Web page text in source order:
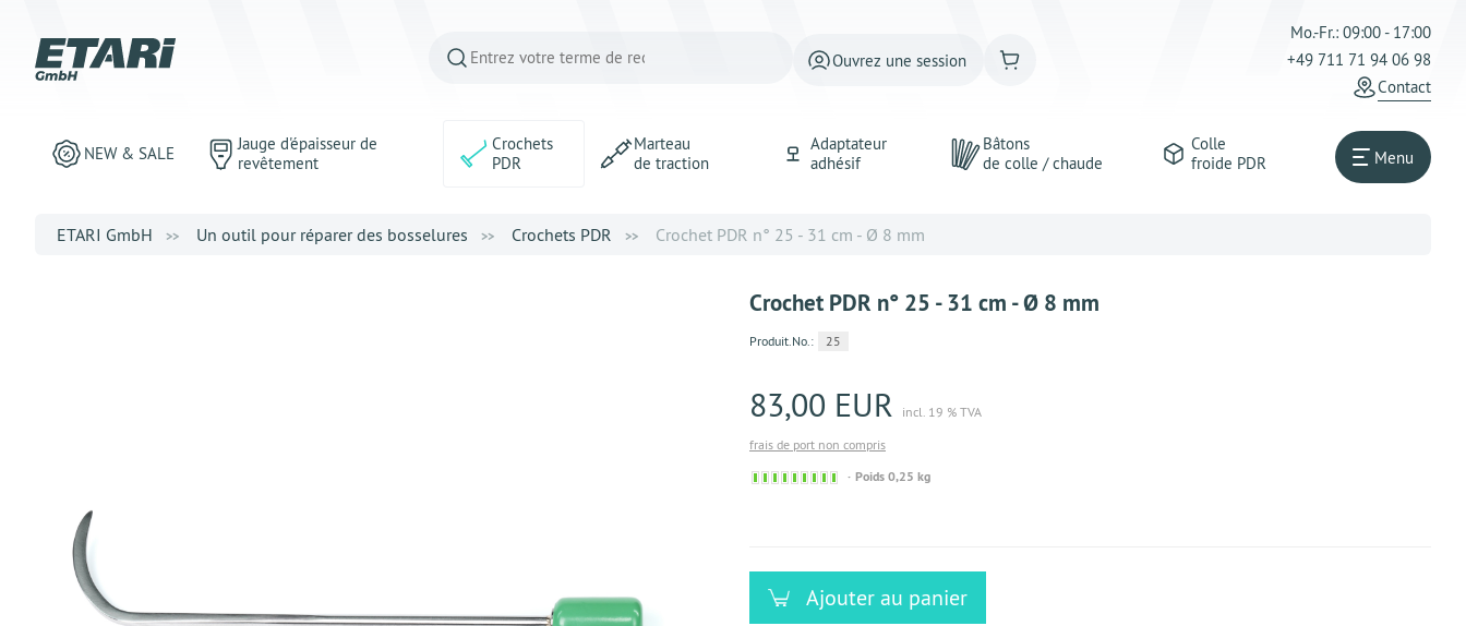
Ouvrez une session
Mo.-Fr.: 09:00 - 17:00
+49 711 71 94 06 98
Сontact
NEW & SALE
Jauge d'épaisseur de
revêtement
Crochets
PDR
Marteau
de traction
Adaptateur
adhésif
Bâtons
de colle / chaude
Colle
froide PDR
Menu
ETARI GmbH Un outil pour réparer des bosselures Crochets PDR Crochet PDR n° 25 - 31 cm - Ø 8 mm
Crochet PDR n° 25 - 31 cm - Ø 8 mm
Produit.No.: 25
83,00 EUR
incl. 19 % TVA
frais de port non compris
Sofort
Poids 0,25 kg
Ajouter au panier